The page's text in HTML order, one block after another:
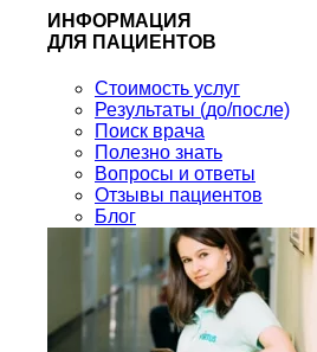
ИНФОРМАЦИЯ
ДЛЯ ПАЦИЕНТОВ
Стоимость услуг
Результаты (до/после)
Поиск врача
Полезно знать
Вопросы и ответы
Отзывы пациентов
Блог